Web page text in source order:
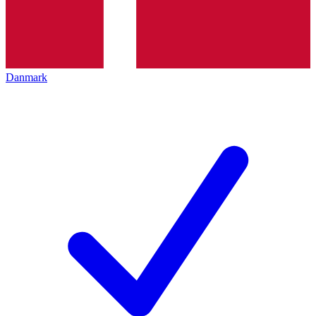
Danmark